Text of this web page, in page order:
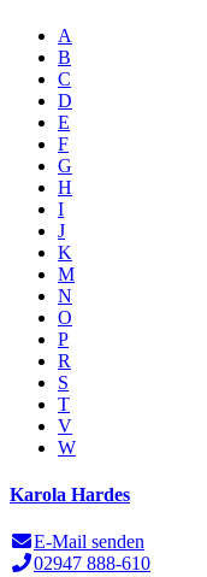
A
B
C
D
E
F
G
H
I
J
K
M
N
O
P
R
S
T
V
W
Karola Hardes
E-Mail senden
02947 888-610